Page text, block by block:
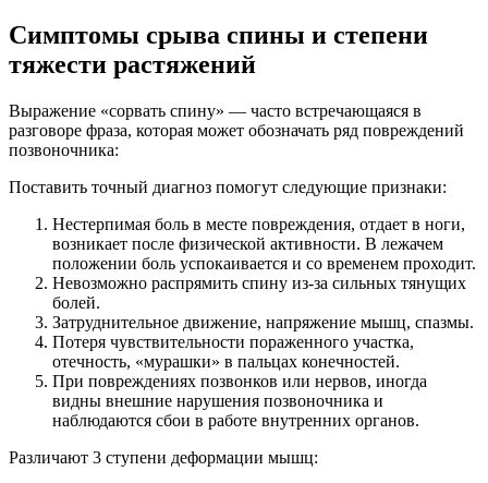
Симптомы срыва спины и степени
тяжести растяжений
Выражение «сорвать спину» — часто встречающаяся в
разговоре фраза, которая может обозначать ряд повреждений
позвоночника:
Поставить точный диагноз помогут следующие признаки:
Нестерпимая боль в месте повреждения, отдает в ноги,
возникает после физической активности. В лежачем
положении боль успокаивается и со временем проходит.
Невозможно распрямить спину из-за сильных тянущих
болей.
Затруднительное движение, напряжение мышц, спазмы.
Потеря чувствительности пораженного участка,
отечность, «мурашки» в пальцах конечностей.
При повреждениях позвонков или нервов, иногда
видны внешние нарушения позвоночника и
наблюдаются сбои в работе внутренних органов.
Различают 3 ступени деформации мышц: